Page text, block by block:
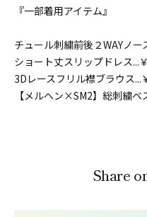
『一部着用アイテム』
チュール刺繍前後２WAYノ
ショート丈スリップドレス...
3Dレースフリル襟ブラウス...
【メルヘン×SM2】総刺繍ベ
Share